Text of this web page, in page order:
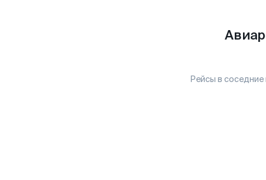
Рейсы в